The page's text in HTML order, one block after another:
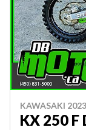
KAWASAKI 2023
KX 250 F